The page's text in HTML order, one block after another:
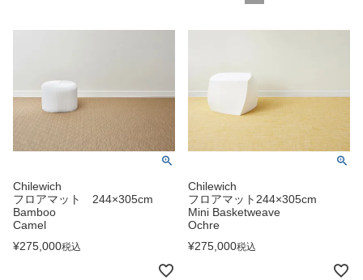
Chilewich
フロアマット 244×305cm
Bamboo
Camel
¥275,000税込
Chilewich
フロアマット244×305cm
Mini Basketweave
Ochre
¥275,000税込